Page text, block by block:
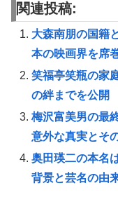
関連投稿:
大森南朋の国籍
本の映画界を席
笑福亭笑瓶の家
の絆までを公開
梅沢富美男の最
意外な真実とそ
奥田瑛二の本名
背景と芸名の由